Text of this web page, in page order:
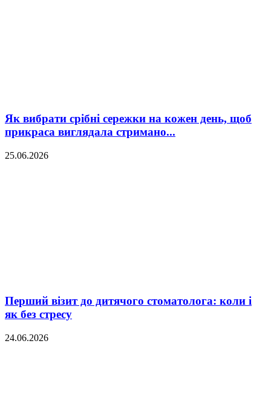
Як вибрати срібні сережки на кожен день, щоб
прикраса виглядала стримано...
25.06.2026
Перший візит до дитячого стоматолога: коли і
як без стресу
24.06.2026